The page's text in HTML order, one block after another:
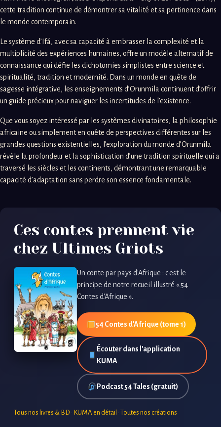
cette tradition continue de démontrer sa vitalité et sa pertinence dans
le monde contemporain.
Le système d’Ifá, avec sa capacité à embrasser la complexité et la
multiplicité des expériences humaines, offre un modèle alternatif de
connaissance qui défie les dichotomies simplistes entre science et
spiritualité, tradition et modernité. Dans un monde en quête de
sagesse intégrative, les enseignements d’Orunmila continuent d’offrir
un guide précieux pour naviguer les incertitudes de l’existence.
Que vous soyez intéressé par les systèmes divinatoires, la philosophie
africaine ou simplement en quête de perspectives différentes sur les
grandes questions existentielles, l’exploration du monde d’Orunmila
révèle la profondeur et la sophistication d’une tradition spirituelle qui a
traversé les siècles et les continents, démontrant une remarquable
capacité d’adaptation sans perdre son essence fondamentale.
Ces contes prennent vie
chez Ultimes Griots
Un conte par pays d'Afrique : c'est le
principe de notre recueil illustré « 54
Contes d'Afrique ».
54 Contes d'Afrique (tome 1)
Écouter dans l'application
KUMA
Podcast 54 Tales (gratuit)
Tous nos livres & BD · KUMA en détail · Toutes nos créations